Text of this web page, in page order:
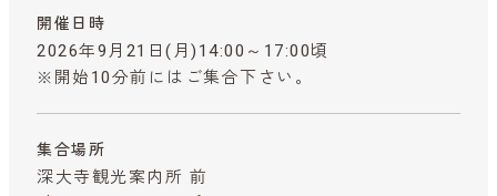
開催日時
2026年9月21日(月)14:00～17:00頃
※開始10分前にはご集合下さい。
集合場所
深大寺観光案内所 前